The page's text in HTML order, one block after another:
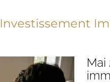
Investissement